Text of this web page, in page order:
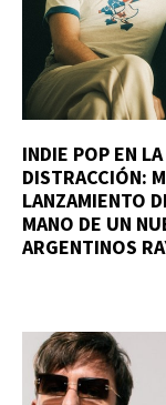
INDIE POP EN
DISTRACCIÓN:
LANZAMIENTO
MANO DE UN
ARGENTINOS